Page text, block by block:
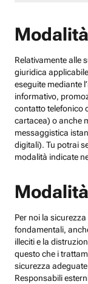
Relativamente alle
giuridica
eseguite mediante
informativo,
contatto telefonico
cartacea) o anche
messaggistica
digitali). Tu potrai
modalità indicate
Per noi la
fondamentali,
illeciti e la
questo che i
sicurezza
Responsabili